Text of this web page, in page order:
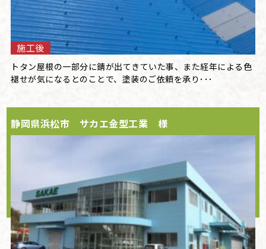
施工後
トタン屋根の一部分に錆が出てきていた事、また経年による色
褪せが気になるとのことで、塗装のご依頼を承り･･･
静岡県浜松市 サカエ金型工業 様